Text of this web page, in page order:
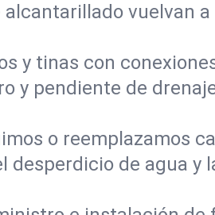
vuelvan a
y tinas con
y pendiente de
o reemplazamos
desperdicio de agua y